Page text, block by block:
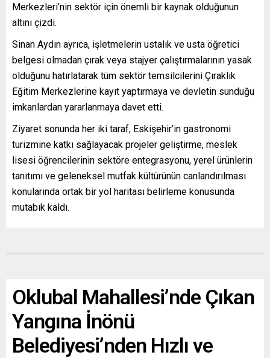
Merkezleri’nin sektör için önemli bir kaynak olduğunun
altını çizdi.
Sinan Aydın ayrıca, işletmelerin ustalık ve usta öğretici
belgesi olmadan çırak veya stajyer çalıştırmalarının yasak
olduğunu hatırlatarak tüm sektör temsilcilerini Çıraklık
Eğitim Merkezlerine kayıt yaptırmaya ve devletin sunduğu
imkanlardan yararlanmaya davet etti.
Ziyaret sonunda her iki taraf, Eskişehir’in gastronomi
turizmine katkı sağlayacak projeler geliştirme, meslek
lisesi öğrencilerinin sektöre entegrasyonu, yerel ürünlerin
tanıtımı ve geleneksel mutfak kültürünün canlandırılması
konularında ortak bir yol haritası belirleme konusunda
mutabık kaldı.
Oklubal Mahallesi’nde Çıkan
Yangına İnönü
Belediyesi’nden Hızlı ve